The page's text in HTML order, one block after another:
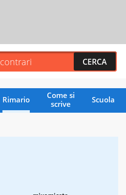
Rimario
Come si
scrive
Scuola